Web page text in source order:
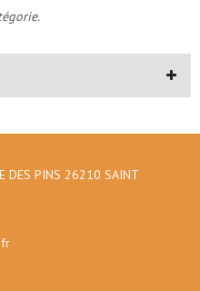
DES PINS 26210 SAINT